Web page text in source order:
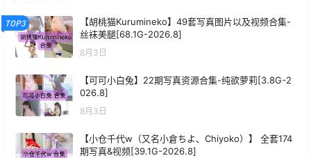
TOP3
【胡桃猫Kurumineko】49套写真图片以及视频合集-
丝袜美腿[68.1G-2026.8]
8月3日
【可可小白兔】22期写真资源合集-纯欲萝莉[3.8G-2
026.8]
8月3日
【小仓千代w（又名小倉ちよ、Chiyoko）】 全套174
期写真&视频[39.1G-2026.8]